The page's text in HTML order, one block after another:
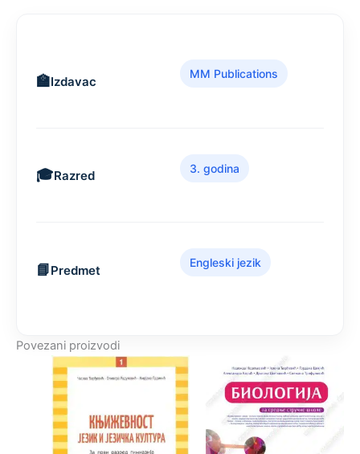
Izdavac
MM Publications
Razred
3. godina
Predmet
Engleski jezik
Povezani proizvodi